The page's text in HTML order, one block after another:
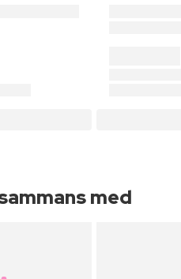
med